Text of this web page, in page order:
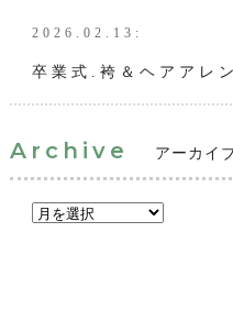
2026.02.13:
卒業式.袴＆ヘアアレ
Archive アーカイ